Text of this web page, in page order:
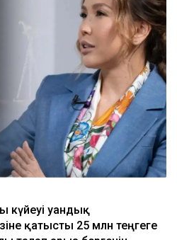
күйеуі Қуандық
қатысты 25 млн теңгеге